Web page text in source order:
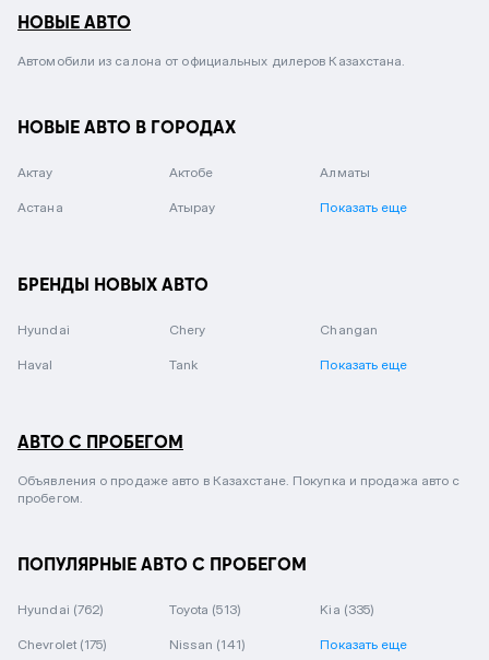
НОВЫЕ АВТО
Автомобили из салона от официальных дилеров Казахстана.
НОВЫЕ АВТО В ГОРОДАХ
Актау Актобе Алматы
Астана Атырау Показать еще
БРЕНДЫ НОВЫХ АВТО
Hyundai Chery Changan
Haval Tank Показать еще
АВТО С ПРОБЕГОМ
Объявления о продаже авто в Казахстане. Покупка и продажа авто с
пробегом.
ПОПУЛЯРНЫЕ АВТО С ПРОБЕГОМ
Hyundai (762) Toyota (513) Kia (335)
Chevrolet (175) Nissan (141) Показать еще